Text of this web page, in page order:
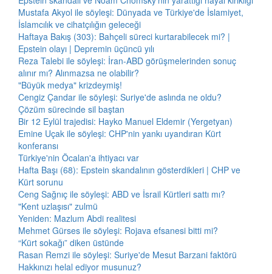
Mustafa Akyol ile söyleşi: Dünyada ve Türkiye'de İslamiyet,
İslamcılık ve cihatçılığın geleceği
Haftaya Bakış (303): Bahçeli süreci kurtarabilecek mi? |
Epstein olayı | Depremin üçüncü yılı
Reza Talebi ile söyleşi: İran-ABD görüşmelerinden sonuç
alınır mı? Alınmazsa ne olabilir?
"Büyük medya" krizdeymiş!
Cengiz Çandar ile söyleşi: Suriye'de aslında ne oldu?
Çözüm sürecinde sil baştan
Bir 12 Eylül trajedisi: Hayko Manuel Eldemir (Yergetyan)
Emine Uçak ile söyleşi: CHP'nin yankı uyandıran Kürt
konferansı
Türkiye'nin Öcalan'a ihtiyacı var
Hafta Başı (68): Epstein skandalının gösterdikleri | CHP ve
Kürt sorunu
Ceng Sağnıç ile söyleşi: ABD ve İsrail Kürtleri sattı mı?
"Kent uzlaşısı" zulmü
Yeniden: Mazlum Abdi realitesi
Mehmet Gürses ile söyleşi: Rojava efsanesi bitti mi?
“Kürt sokağı” diken üstünde
Rasan Remzi ile söyleşi: Suriye'de Mesut Barzani faktörü
Hakkınızı helal ediyor musunuz?